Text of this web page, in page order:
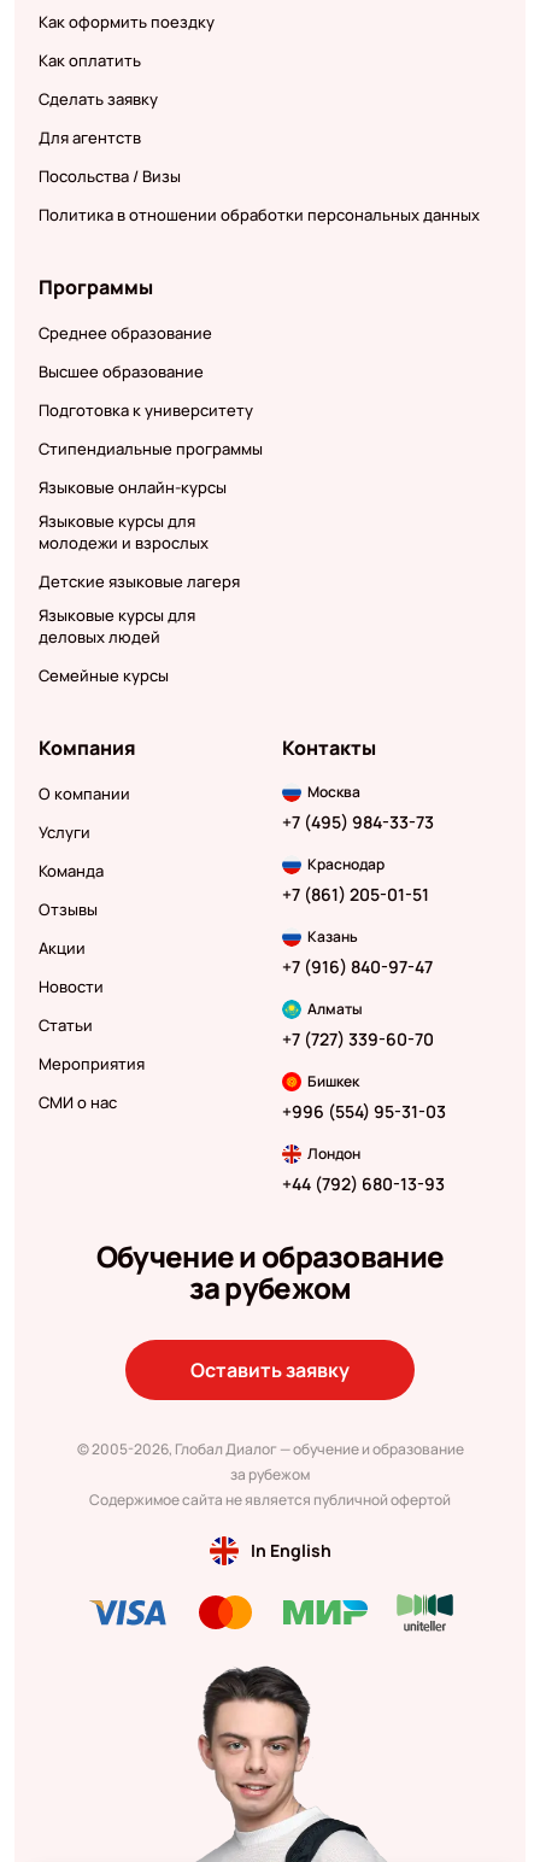
Как оформить поездку
Как оплатить
Сделать заявку
Для агентств
Посольства / Визы
Политика в отношении обработки персональных данных
Программы
Среднее образование
Высшее образование
Подготовка к университету
Стипендиальные программы
Языковые онлайн-курсы
Языковые курсы для
молодежи и взрослых
Детские языковые лагеря
Языковые курсы для
деловых людей
Семейные курсы
Компания
О компании
Услуги
Команда
Отзывы
Акции
Новости
Статьи
Мероприятия
СМИ о нас
Контакты
Москва
+7 (495) 984-33-73
Краснодар
+7 (861) 205-01-51
Казань
+7 (916) 840-97-47
Алматы
+7 (727) 339-60-70
Бишкек
+996 (554) 95-31-03
Лондон
+44 (792) 680-13-93
Обучение и образование
за рубежом
Оставить заявку
© 2005-2026, Глобал Диалог — обучение и образование
за рубежом
Содержимое сайта не является публичной офертой
In English